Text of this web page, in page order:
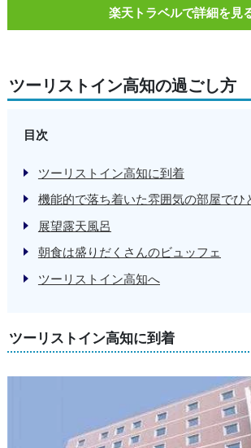
楽天トラベルで詳細を見
ツーリストイン高知の過ごし方
目次
ツーリストイン高知に到着
機能的で落ち着いた雰囲気の部屋でひ
展望露天風呂
朝食は盛りだくさんのビュッフェ
ツーリストイン高知へ
ツーリストイン高知に到着